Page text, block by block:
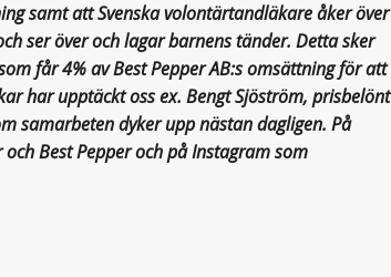
samt att Svenska volontärtandläkare åker över
ser över och lagar barnens tänder. Detta sker
får 4% av Best Pepper AB:s omsättning för att
har upptäckt oss ex. Bengt Sjöström, prisbelönt
samarbeten dyker upp nästan dagligen. På
Best Pepper och på Instagram som